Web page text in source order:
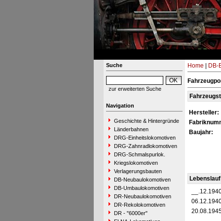
Suche
zur erweiterten Suche
Navigation
Geschichte & Hintergründe
Länderbahnen
DRG-Einheitslokomotiven
DRG-Zahnradlokomotiven
DRG-Schmalspurlok.
Kriegslokomotiven
Verlagerungsbauten
DB-Neubaulokomotiven
DB-Umbaulokomotiven
DR-Neubaulokomotiven
DR-Rekolokomotiven
DR - "6000er"
Home DB-
Hersteller:
Baujahr:
Lebenslauf